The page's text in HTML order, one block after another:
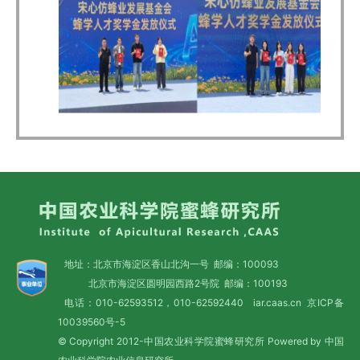
地址：北京市海淀区香山北沟一号 邮编：100093
北京市海淀区圆明园西路2号院 邮编：100193
电话：010-62593512，010-62592440 iar.caas.cn 京ICP备
10039560号-5
© Copyright 2012-中国农业科学院蜜蜂研究所 Powered by 中国